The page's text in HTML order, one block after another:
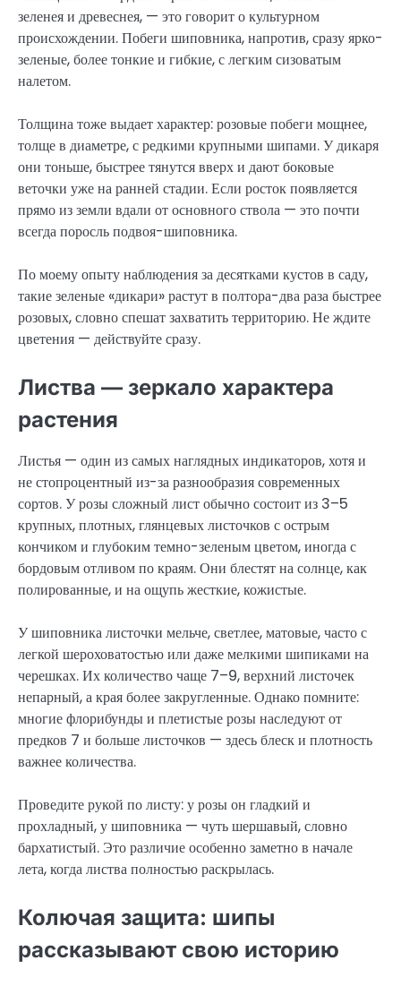
зеленея и древеснея, — это говорит о культурном
происхождении. Побеги шиповника, напротив, сразу ярко-
зеленые, более тонкие и гибкие, с легким сизоватым
налетом.
Толщина тоже выдает характер: розовые побеги мощнее,
толще в диаметре, с редкими крупными шипами. У дикаря
они тоньше, быстрее тянутся вверх и дают боковые
веточки уже на ранней стадии. Если росток появляется
прямо из земли вдали от основного ствола — это почти
всегда поросль подвоя-шиповника.
По моему опыту наблюдения за десятками кустов в саду,
такие зеленые «дикари» растут в полтора-два раза быстрее
розовых, словно спешат захватить территорию. Не ждите
цветения — действуйте сразу.
Листва — зеркало характера
растения
Листья — один из самых наглядных индикаторов, хотя и
не стопроцентный из-за разнообразия современных
сортов. У розы сложный лист обычно состоит из 3–5
крупных, плотных, глянцевых листочков с острым
кончиком и глубоким темно-зеленым цветом, иногда с
бордовым отливом по краям. Они блестят на солнце, как
полированные, и на ощупь жесткие, кожистые.
У шиповника листочки мельче, светлее, матовые, часто с
легкой шероховатостью или даже мелкими шипиками на
черешках. Их количество чаще 7–9, верхний листочек
непарный, а края более закругленные. Однако помните:
многие флорибунды и плетистые розы наследуют от
предков 7 и больше листочков — здесь блеск и плотность
важнее количества.
Проведите рукой по листу: у розы он гладкий и
прохладный, у шиповника — чуть шершавый, словно
бархатистый. Это различие особенно заметно в начале
лета, когда листва полностью раскрылась.
Колючая защита: шипы
рассказывают свою историю